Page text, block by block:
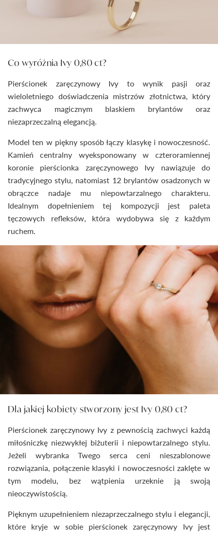
Co wyróżnia Ivy 0,80 ct?
Pierścionek zaręczynowy Ivy to wynik pasji oraz
wieloletniego doświadczenia mistrzów złotnictwa, który
zachwyca magicznym blaskiem brylantów oraz
niezaprzeczalną elegancją.
Model ten w piękny sposób łączy klasykę i nowoczesność.
Kamień centralny wyeksponowany w czteroramiennej
koronie pierścionka zaręczynowego Ivy nawiązuje do
tradycyjnego stylu, natomiast 12 brylantów osadzonych w
obrączce nadaje mu niepowtarzalnego charakteru.
Idealnym dopełnieniem tej kompozycji jest paleta
tęczowych refleksów, która wydobywa się z każdym
ruchem.
Dla jakiej kobiety stworzony jest Ivy 0,80 ct?
Pierścionek zaręczynowy Ivy z pewnością zachwyci każdą
miłośniczkę niezwykłej biżuterii i niepowtarzalnego stylu.
Jeżeli wybranka Twego serca ceni nieszablonowe
rozwiązania, połączenie klasyki i nowoczesności zaklęte w
tym modelu, bez wątpienia urzeknie ją swoją
nieoczywistością.
Pięknym uzupełnieniem niezaprzeczalnego stylu i elegancji,
które kryje w sobie pierścionek zaręczynowy Ivy jest